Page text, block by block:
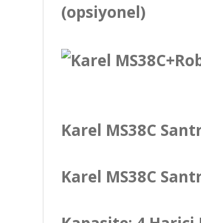
(opsiyonel)
Karel MS38C
Karel MS38C